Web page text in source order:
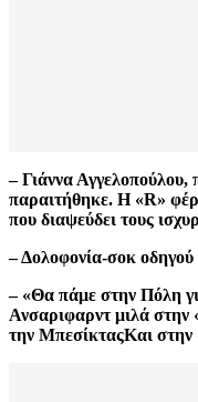
– Γιάννα
παραιτήθηκε. Η «R»
που διαψεύδει τους
– Δολοφονία-σοκ
– «Θα πάμε στην Πόλη
Ανσαριφαρντ μιλά στην
την ΜπεσίκταςΚαι στην